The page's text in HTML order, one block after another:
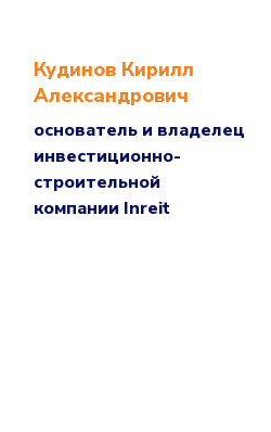
Кудинов Кирилл
Александрович
основатель и владелец
инвестиционно-
строительной
компании Inreit